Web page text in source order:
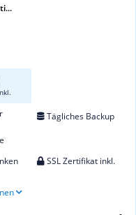
Tägliches Backup
SSL Zertifikat inkl.